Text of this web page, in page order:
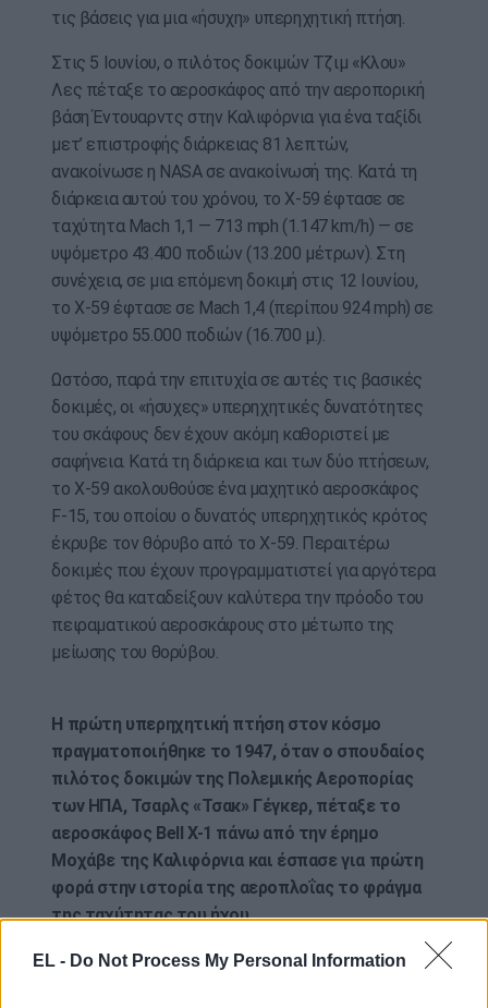
EL - Do Not Process My Personal Information
τις βάσεις για μια «ήσυχη» υπερηχητική πτήση.
Στις 5 Ιουνίου, ο πιλότος δοκιμών Τζιμ «Κλου»
Λες πέταξε το αεροσκάφος από την αεροπορική
βάση Έντουαρντς στην Καλιφόρνια για ένα ταξίδι
μετ’ επιστροφής διάρκειας 81 λεπτών,
ανακοίνωσε η NASA σε ανακοίνωσή της. Κατά τη
διάρκεια αυτού του χρόνου, το X-59 έφτασε σε
ταχύτητα Mach 1,1 — 713 mph (1.147 km/h) — σε
υψόμετρο 43.400 ποδιών (13.200 μέτρων). Στη
συνέχεια, σε μια επόμενη δοκιμή στις 12 Ιουνίου,
το X-59 έφτασε σε Mach 1,4 (περίπου 924 mph) σε
υψόμετρο 55.000 ποδιών (16.700 μ.).
Ωστόσο, παρά την επιτυχία σε αυτές τις βασικές
δοκιμές, οι «ήσυχες» υπερηχητικές δυνατότητες
του σκάφους δεν έχουν ακόμη καθοριστεί με
σαφήνεια. Κατά τη διάρκεια και των δύο πτήσεων,
το X-59 ακολουθούσε ένα μαχητικό αεροσκάφος
F-15, του οποίου ο δυνατός υπερηχητικός κρότος
έκρυβε τον θόρυβο από το X-59. Περαιτέρω
δοκιμές που έχουν προγραμματιστεί για αργότερα
φέτος θα καταδείξουν καλύτερα την πρόοδο του
πειραματικού αεροσκάφους στο μέτωπο της
μείωσης του θορύβου.
Η πρώτη υπερηχητική πτήση στον κόσμο
πραγματοποιήθηκε το 1947, όταν ο σπουδαίος
πιλότος δοκιμών της Πολεμικής Αεροπορίας
των ΗΠΑ, Τσαρλς «Τσακ» Γέγκερ, πέταξε το
αεροσκάφος Bell X-1 πάνω από την έρημο
Μοχάβε της Καλιφόρνια και έσπασε για πρώτη
φορά στην ιστορία της αεροπλοΐας το φράγμα
της ταχύτητας του ήχου.
Ο Γέγκερ οδήγησε το αεροσκάφος με ταχύτητα